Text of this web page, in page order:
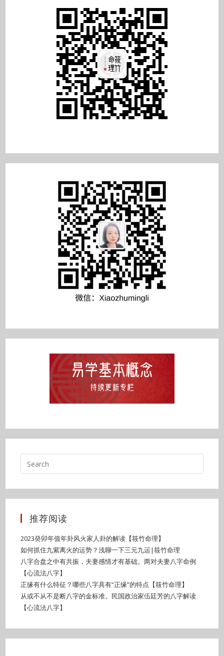
推荐阅读
2023癸卯年值年卦风火家人卦的解读【筱竹命理】
如何抓住九紫离火的运势？浅聊一下三元九运|筱竹命理
八字合盘之中有共振，夫妻感情才有基础。两对夫妻八字命例
【心流法八字】
正缘有什么特征？哪些八字具有“正缘”的特点【筱竹命理】
从或不从不是断八字的金标准。民国政治家伍廷芳的八字解读
【心流法八字】